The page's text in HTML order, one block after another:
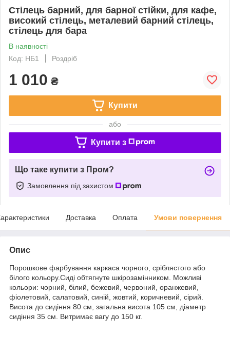
Стілець барний, для барної стійки, для кафе,
високий стілець, металевий барний стілець,
стілець для бара
В наявності
Код: НБ1
Роздріб
1 010 ₴
Купити
або
Купити з
Що таке купити з Пром?
Замовлення під захистом
Доставка Оплата Умови повернення
Опис
Порошкове фарбування каркаса чорного, сріблястого або
білого кольору.Сиді обтягнуте шкірозамінником. Можливі
кольори: чорний, білий, бежевий, червоний, оранжевий,
фіолетовий, салатовий, синій, жовтий, коричневий, сірий.
Висота до сидіння 80 см, загальна висота 105 см, діаметр
сидіння 35 см. Витримає вагу до 150 кг.